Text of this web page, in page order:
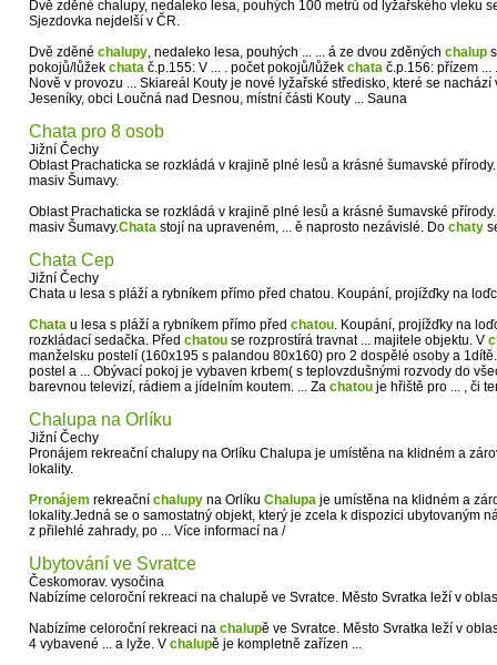
Dvě zděné chalupy, nedaleko lesa, pouhých 100 metrů od lyžařského vleku
Sjezdovka nejdelší v ČR.
Dvě zděné chalupy, nedaleko lesa, pouhých ... ... á ze dvou zděných chalup
pokojů/lůžek chata č.p.155: V ... . počet pokojů/lůžek chata č.p.156: přízem
Nově v provozu ... Skiareál Kouty je nové lyžařské středisko, které se
Jeseníky, obci Loučná nad Desnou, místní části Kouty ... Sauna
Chata pro 8 osob
Jižní Čechy
Oblast Prachaticka se rozkládá v krajině plné lesů a krásné šumavské
masiv Šumavy.
Oblast Prachaticka se rozkládá v krajině plné lesů a krásné šumavské
masiv Šumavy.Chata stojí na upraveném, ... ě naprosto nezávislé. Do chaty
Chata Cep
Jižní Čechy
Chata u lesa s pláží a rybníkem přímo před chatou. Koupání, projížďky na
Chata u lesa s pláží a rybníkem přímo před chatou. Koupání, projížďky na
rozkládací sedačka. Před chatou se rozprostírá travnat ... majitele objektu. V
manželsku postelí (160x195 s palandou 80x160) pro 2 dospělé osoby a
postel a ... Obývací pokoj je vybaven krbem( s teplovzdušnými rozvody do
barevnou televizí, rádiem a jídelním koutem. ... Za chatou je hřiště pro ... , či
Chalupa na Orlíku
Jižní Čechy
Pronájem rekreační chalupy na Orlíku Chalupa je umístěna na klidném a
lokality.
Pronájem rekreační chalupy na Orlíku Chalupa je umístěna na klidném a
lokality.Jedná se o samostatný objekt, který je zcela k dispozici ubytovaným
z přilehlé zahrady, po ... Více informací na /
Ubytování ve Svratce
Českomorav. vysočina
Nabízíme celoroční rekreaci na chalupě ve Svratce. Město Svratka leží v
Nabízíme celoroční rekreaci na chalupě ve Svratce. Město Svratka leží v
4 vybavené ... a lyže. V chalupě je kompletně zařízen ...